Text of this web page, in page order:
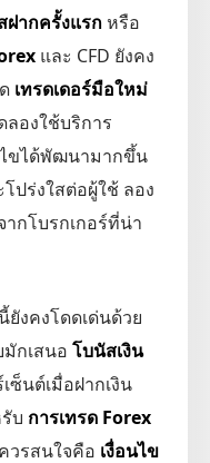
ฝากครั้งแรกหรือ
และ CFD ยังคง
เทรดเดอร์มือใหม่
ลองใช้บริการ
ไขได้พัฒนามากขึ้น
ปร่งใสต่อผู้ใช้ ลอง
ากโบรกเกอร์ที่น่า
ยังคงโดดเด่นด้วย
มักเสนอ โบนัสเงิน
ซ็นต์เมื่อฝากเงิน
บ การเทรด Forex
วรสนใจคือ เงื่อนไข